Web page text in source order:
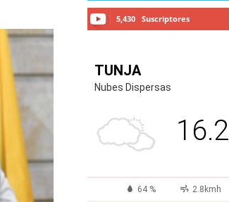
5,430 Suscriptores
TUNJA
Nubes Dispersas
16.2
64 % 2.8kmh